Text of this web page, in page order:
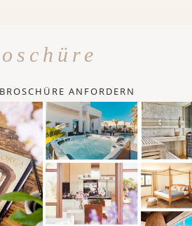
ANFORDERN